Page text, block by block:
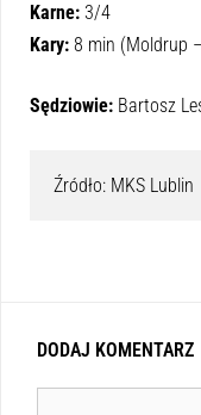
Karne: 3/4
Kary: 8 min (Moldrup
Sędziowie: Bartosz
Źródło: MKS Lublin
DODAJ KOMENTARZ